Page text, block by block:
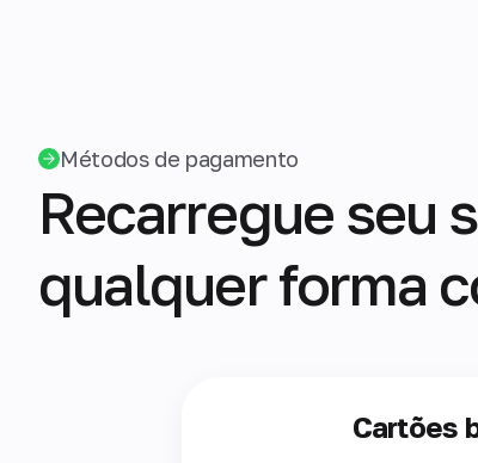
Métodos de pagamento
Recarregue seu
qualquer forma
Cartões